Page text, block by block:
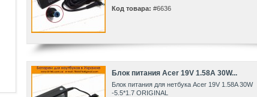
Код товара: #6636
Блок питания Acer 19V 1.58A 30W...
Блок питания для нетбука Acer 19V 1.58A 30W
-5.5*1.7 ORIGINAL